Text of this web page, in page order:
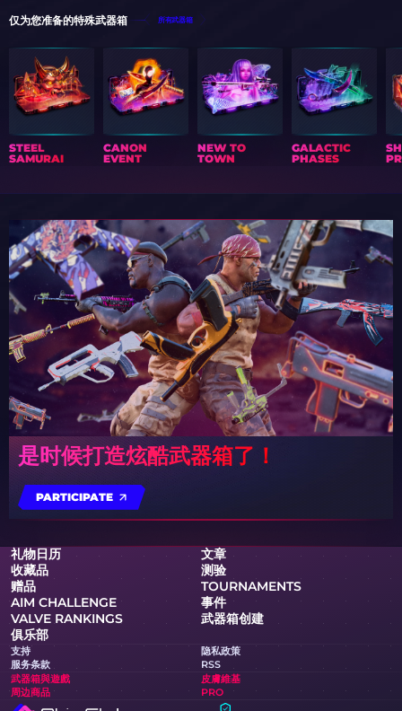
仅为您准备的特殊武器箱 所有武器箱
STEEL
SAMURAI
CANON
EVENT
NEW TO
TOWN
GALACTIC
PHASES
是时候打造炫酷武器箱了！
PARTICIPATE
礼物日历
文章
收藏品
测验
赠品
TOURNAMENTS
AIM CHALLENGE
事件
VALVE RANKINGS
武器箱创建
俱乐部
支持
隐私政策
服务条款
RSS
武器箱與遊戲
皮膚維基
周边商品
PRO